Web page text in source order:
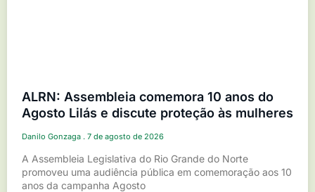
ALRN: Assembleia comemora 10 anos do
Agosto Lilás e discute proteção às mulheres
Danilo Gonzaga 7 de agosto de 2026
A Assembleia Legislativa do Rio Grande do Norte
promoveu uma audiência pública em comemoração aos 10
anos da campanha Agosto